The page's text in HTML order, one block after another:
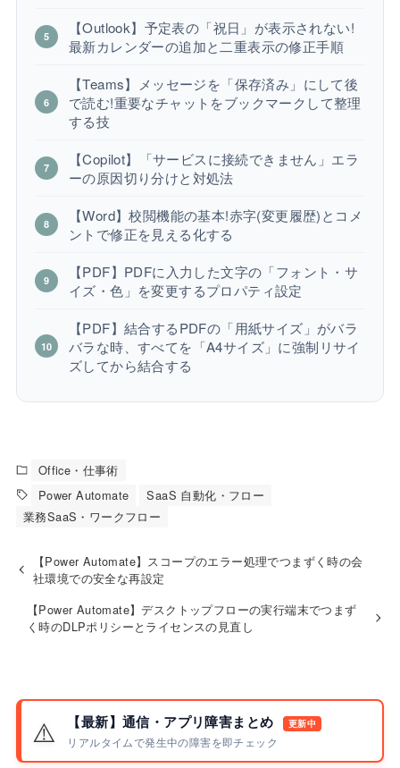
【Outlook】予定表の「祝日」が表示されない!
最新カレンダーの追加と二重表示の修正手順
【Teams】メッセージを「保存済み」にして後
で読む!重要なチャットをブックマークして整理
する技
【Copilot】「サービスに接続できません」エラ
ーの原因切り分けと対処法
【Word】校閲機能の基本!赤字(変更履歴)とコメ
ントで修正を見える化する
【PDF】PDFに入力した文字の「フォント・サ
イズ・色」を変更するプロパティ設定
【PDF】結合するPDFの「用紙サイズ」がバラ
バラな時、すべてを「A4サイズ」に強制リサイ
ズしてから結合する
Office・仕事術
Power Automate
SaaS 自動化・フロー
業務SaaS・ワークフロー
【Power Automate】スコープのエラー処理でつまずく時の会
社環境での安全な再設定
【Power Automate】デスクトップフローの実行端末でつまず
く時のDLPポリシーとライセンスの見直し
⚠️ 【最新】通信・アプリ障害まとめ 更新中
リアルタイムで発生中の障害を即チェック